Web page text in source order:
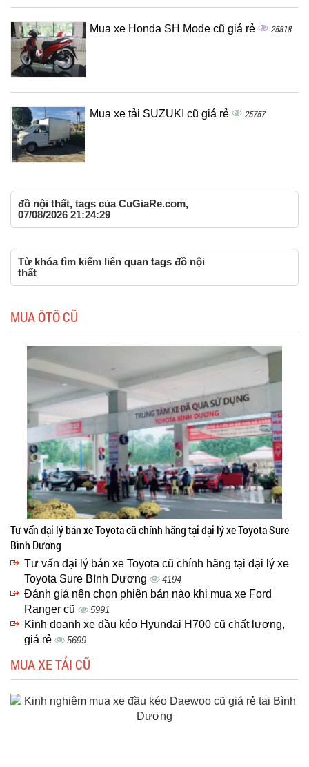
Mua xe Honda SH Mode cũ giá rẻ 25818
Mua xe tải SUZUKI cũ giá rẻ 25757
đồ nội thất, tags của CuGiaRe.com,
07/08/2026 21:24:29
Từ khóa tìm kiếm liên quan tags đồ nội
thất
MUA ÔTÔ CŨ
Tư vấn đại lý bán xe Toyota cũ chính hãng tại đại lý xe Toyota Sure
Bình Dương
Tư vấn đại lý bán xe Toyota cũ chính hãng tại đại lý xe
Toyota Sure Bình Dương
4194
Đánh giá nên chọn phiên bản nào khi mua xe Ford
Ranger cũ
5991
Kinh doanh xe đầu kéo Hyundai H700 cũ chất lượng,
giá rẻ
5699
MUA XE TẢI CŨ